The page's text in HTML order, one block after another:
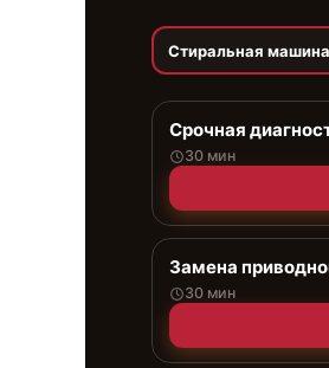
Стиральная машина
Срочная
30 мин
Замена
30 мин